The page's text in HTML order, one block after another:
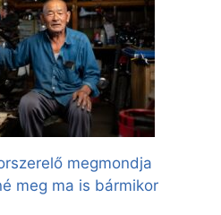
megmondja
meg ma is bármikor